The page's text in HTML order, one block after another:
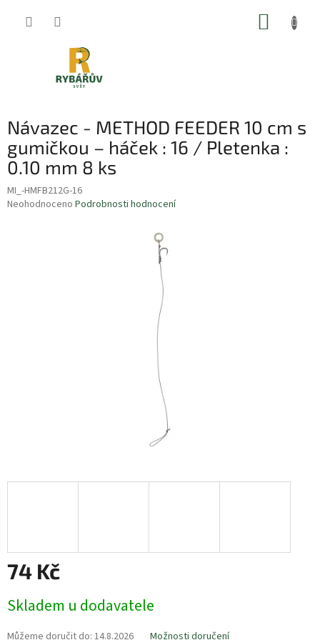
Návazec - METHOD FEEDER 10 cm s
gumičkou – háček : 16 / Pletenka :
0.10 mm 8 ks
MI_-HMFB212G-16
Průměrné
Neohodnoceno Podrobnosti hodnocení
74 Kč
cena:
Skladem u dodavatele
Můžeme doručit do: 14.8.2026 Možnosti doručení